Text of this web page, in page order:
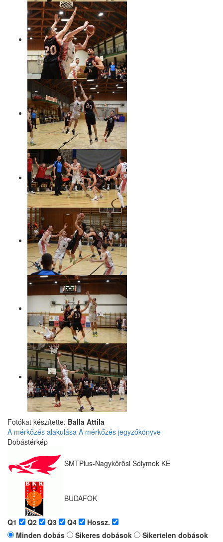
Fotókat készítette: Balla Attila
A mérkőzés alakulása A mérkőzés jegyzőkönyve
Dobástérkép
SMTPlus-Nagykőrösi Sólymok KE
BUDAFOK
Q1 Q2 Q3 Q4
Hossz.
Minden dobás
Sikeres dobások Sikertelen dobások